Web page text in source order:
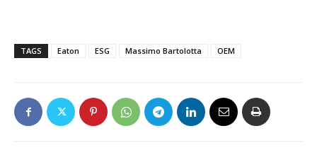
TAGS Eaton ESG Massimo Bartolotta OEM